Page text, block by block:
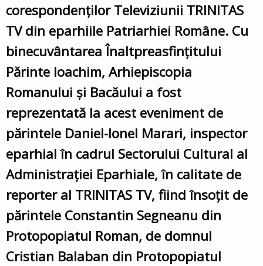
corespondenților Televiziunii TRINITAS
TV din eparhiile Patriarhiei Române. Cu
binecuvântarea Înaltpreasfințitului
Părinte Ioachim, Arhiepiscopia
Romanului și Bacăului a fost
reprezentată la acest eveniment de
părintele Daniel-Ionel Marari, inspector
eparhial în cadrul Sectorului Cultural al
Administrației Eparhiale, în calitate de
reporter al TRINITAS TV, fiind însoțit de
părintele Constantin Segneanu din
Protopopiatul Roman, de domnul
Cristian Balaban din Protopopiatul